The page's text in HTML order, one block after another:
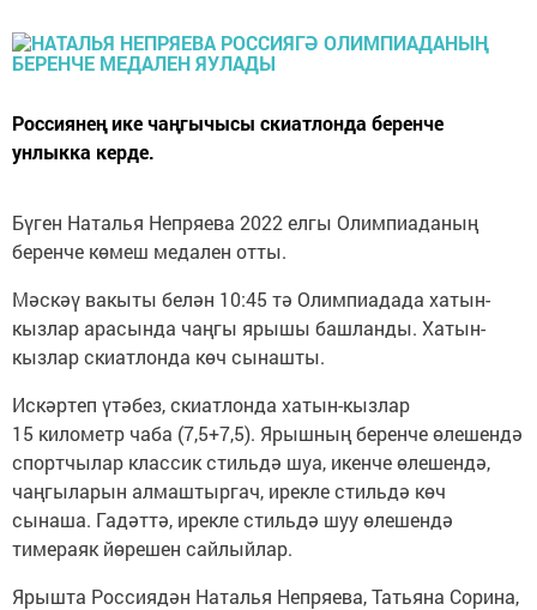
Россиянең ике чаңгычысы скиатлонда беренче
унлыкка керде.
Бүген Наталья Непряева 2022 елгы Олимпиаданың
беренче көмеш медален отты.
Мәскәү вакыты белән 10:45 тә Олимпиадада хатын-
кызлар арасында чаңгы ярышы башланды. Хатын-
кызлар скиатлонда көч сынашты.
Искәртеп үтәбез, скиатлонда хатын-кызлар
15 километр чаба (7,5+7,5). Ярышның беренче өлешендә
спортчылар классик стильдә шуа, икенче өлешендә,
чаңгыларын алмаштыргач, ирекле стильдә көч
сынаша. Гадәттә, ирекле стильдә шуу өлешендә
тимераяк йөрешен сайлыйлар.
Ярышта Россиядән Наталья Непряева, Татьяна Сорина,